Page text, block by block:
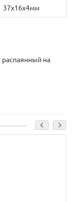
37х16х4мм
распаянный на